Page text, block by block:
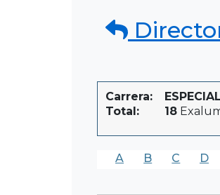
Carrera:
Total:
18
A B C D